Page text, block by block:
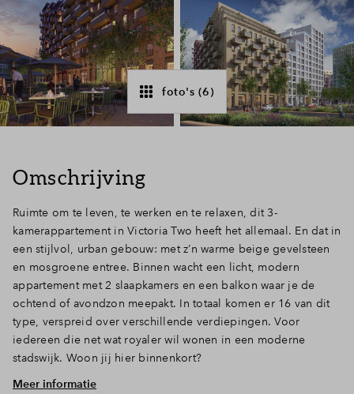
Inloggen
foto's (6)
Omschrijving
Ruimte om te leven, te werken en te relaxen, dit 3-
kamerappartement in Victoria Two heeft het allemaal. En dat in
een stijlvol, urban gebouw: met z’n warme beige gevelsteen
en mosgroene entree. Binnen wacht een licht, modern
appartement met 2 slaapkamers en een balkon waar je de
ochtend of avondzon meepakt. In totaal komen er 16 van dit
type, verspreid over verschillende verdiepingen. Voor
iedereen die net wat royaler wil wonen in een moderne
stadswijk. Woon jij hier binnenkort?
Flexibele indeling: 2 slaapkamers
Meer informatie